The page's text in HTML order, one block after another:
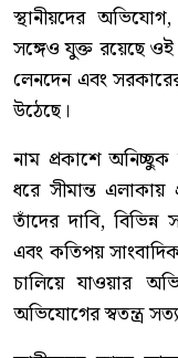
স্থানীয়দের অভিযোগ,
সঙ্গেও যুক্ত রয়েছে
লেনদেন এবং
উঠেছে।
নাম প্রকাশে অনিচ্ছুক
ধরে সীমান্ত
তাঁদের দাবি,
এবং কতিপয়
চালিয়ে যাওয়ার
অভিযোগের স্বতন্ত্র